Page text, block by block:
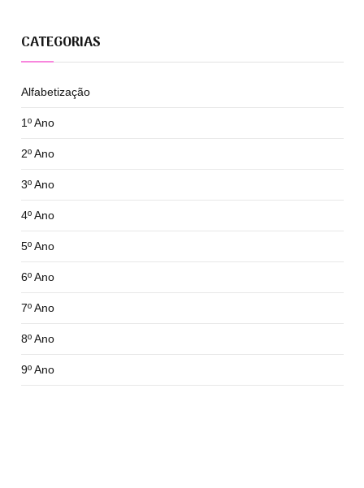
CATEGORIAS
Alfabetização
1º Ano
2º Ano
3º Ano
4º Ano
5º Ano
6º Ano
7º Ano
8º Ano
9º Ano